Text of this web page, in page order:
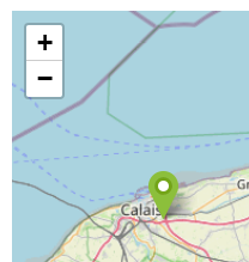
+
−